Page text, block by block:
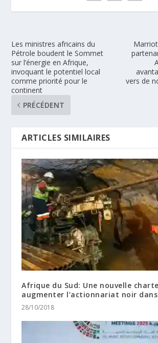
Les ministres africains du
Pétrole boudent le Sommet
sur l’énergie en Afrique,
invoquant le potentiel local
comme priorité pour le
continent
PRÉCÉDENT
vers de
ARTICLES SIMILAIRES
Afrique du Sud: Une nouvelle
augmenter l’actionnariat noir
28/10/2018